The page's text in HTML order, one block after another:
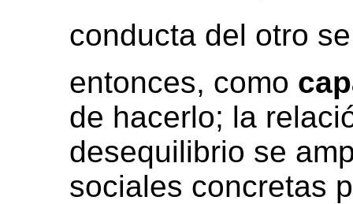
conducta del otro
entonces, como
de hacerlo; la
desequilibrio se
sociales concretas